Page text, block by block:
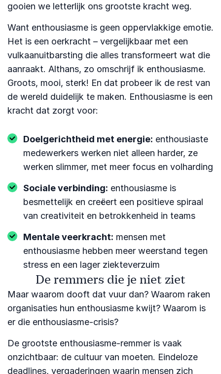
gooien we letterlijk ons grootste kracht weg.
Want enthousiasme is geen oppervlakkige emotie.
Het is een oerkracht – vergelijkbaar met een
vulkaanuitbarsting die alles transformeert wat die
aanraakt. Althans, zo omschrijf ik enthousiasme.
Groots, mooi, sterk! En dat probeer ik de rest van
de wereld duidelijk te maken. Enthousiasme is een
kracht dat zorgt voor:
Doelgerichtheid met energie: enthousiaste
medewerkers werken niet alleen harder, ze
werken slimmer, met meer focus en volharding
Sociale verbinding: enthousiasme is
besmettelijk en creëert een positieve spiraal
van creativiteit en betrokkenheid in teams
Mentale veerkracht: mensen met
enthousiasme hebben meer weerstand tegen
stress en een lager ziekteverzuim
De remmers die je niet ziet
Maar waarom dooft dat vuur dan? Waarom raken
organisaties hun enthousiasme kwijt? Waarom is
er die enthousiasme-crisis?
De grootste enthousiasme-remmer is vaak
onzichtbaar: de cultuur van moeten. Eindeloze
deadlines, vergaderingen waarin mensen zich